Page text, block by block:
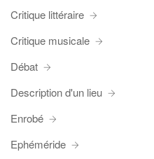
Critique littéraire
Critique musicale
Débat
Description d'un lieu
Enrobé
Ephéméride